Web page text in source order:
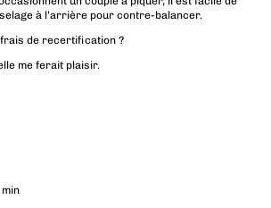
à l’arrière pour contre-balancer.
de recertification ?
me ferait plaisir.